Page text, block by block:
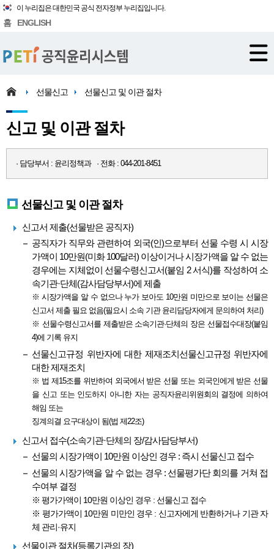
이 누리집은 대한민국 공식 전자정부 누리집입니다.
홈 ENGLISH
선물신고 선물신고 및 이관 절차
신고 및 이관 절차
· 담당부서 : 윤리정책과 · 전화 : 044-201-8451
선물신고 및 이관 절차
신고서 제출(선물받은 공직자)
공직자가 직무와 관련하여 외국(인)으로부터 선물 수령 시 시장
가액이 10만원(미화 100달러) 이상이거나 시장가액을 알 수 없는
경우에는 지체없이 선물수령신고서(붙임 2 서식)를 작성하여 소
속기관·단체(감사담당부서)에 제출
※ 시장가액을 알 수 없으나 누가 보아도 10만원 미만으로 보이는 선물은
신고서 제출 필요 없음(필요시 소속 기관 윤리담당자에게 문의하여 처리)
※ 선물수령신고서를 제출받은 소속기관·단체의 장은 선물접수대장(붙임
4)에 기록 유지
선물신고규정 위반자에 대한 제재조치선물신고규정 위반자에
대한 제재조치
※ 법 제15조를 위반하여 외국에서 받은 선물 또는 외국인에게 받은 선물
을 신고 또는 인도하지 아니한 자는 공직자윤리위원회의 결정에 의하여
해임 또는
징계의결 요구대상이 됨(법 제22조)
신고서 접수(소속기관·단체의 장/감사담당부서)
선물의 시장가액이 10만원 이상인 경우 : 즉시 선물신고 접수
선물의 시장가액을 알 수 없는 경우 : 선물평가단 회의를 거쳐 접
수여부 결정
※ 평가가액이 10만원 이상인 경우 : 선물신고 접수
※ 평가가액이 10만원 미만인 경우 : 신고자에게 반환하거나 기관 자
체 관리·유지
선물이관 절차(등록기관의 장)